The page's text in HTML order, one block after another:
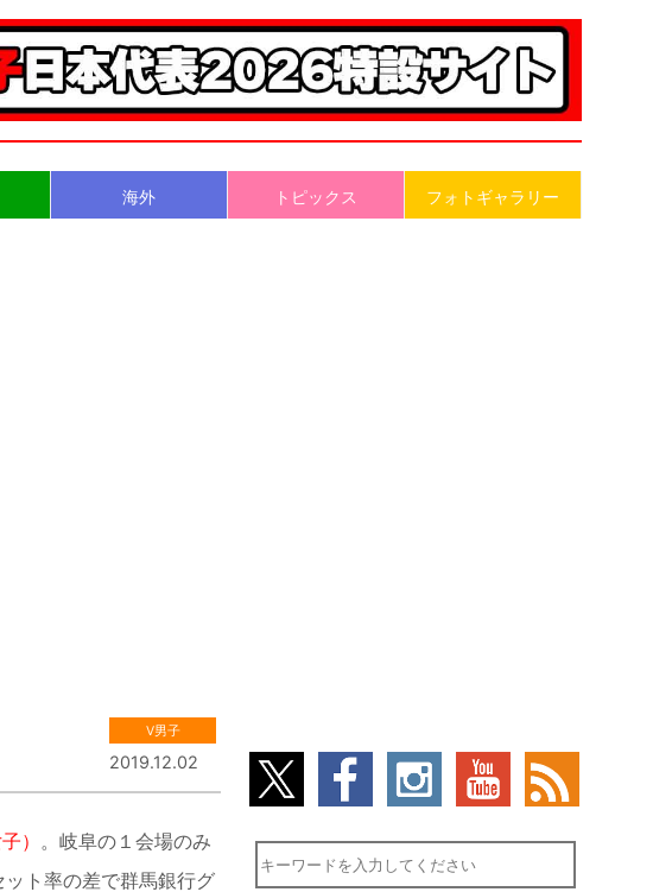
海外 トピックス フォトギャラリー
V男子
2019.12.02
） 。岐阜の１会場のみ
ト率の差で群馬銀行グ